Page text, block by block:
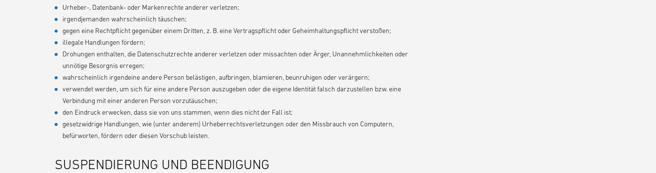
Urheber-, Datenbank- oder Markenrechte anderer verletzen;
irgendjemanden wahrscheinlich täuschen;
gegen eine Rechtpflicht gegenüber einem Dritten, z. B. eine Vertragspflicht oder Geheimhaltungspflicht verstoßen;
illegale Handlungen fördern;
Drohungen enthalten, die Datenschutzrechte anderer verletzen oder missachten oder Ärger, Unannehmlichkeiten oder
unnötige Besorgnis erregen;
wahrscheinlich irgendeine andere Person belästigen, aufbringen, blamieren, beunruhigen oder verärgern;
verwendet werden, um sich für eine andere Person auszugeben oder die eigene Identität falsch darzustellen bzw. eine
Verbindung mit einer anderen Person vorzutäuschen;
den Eindruck erwecken, dass sie von uns stammen, wenn dies nicht der Fall ist;
gesetzwidrige Handlungen, wie (unter anderem) Urheberrechtsverletzungen oder den Missbrauch von Computern,
befürworten, fördern oder diesen Vorschub leisten.
SUSPENDIERUNG UND BEENDIGUNG